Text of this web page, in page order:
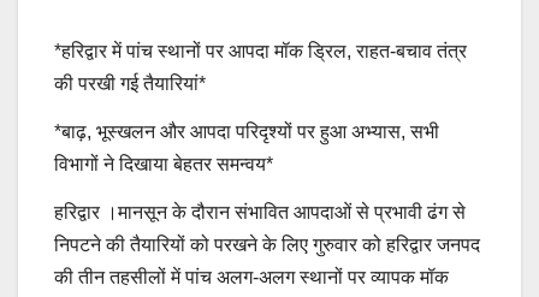
*हरिद्वार में पांच स्थानों पर आपदा मॉक ड्रिल, राहत-बचाव तंत्र
की परखी गई तैयारियां*
*बाढ़, भूस्खलन और आपदा परिदृश्यों पर हुआ अभ्यास, सभी
विभागों ने दिखाया बेहतर समन्वय*
हरिद्वार ।मानसून के दौरान संभावित आपदाओं से प्रभावी ढंग से
निपटने की तैयारियों को परखने के लिए गुरुवार को हरिद्वार जनपद
की तीन तहसीलों में पांच अलग-अलग स्थानों पर व्यापक मॉक